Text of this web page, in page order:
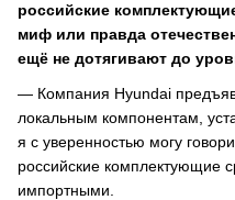
российские
миф или правда
ещё не дотягивают до
— Компания Hyundai
локальным компонентам,
я с уверенностью могу
российские комплектующие
импортными.